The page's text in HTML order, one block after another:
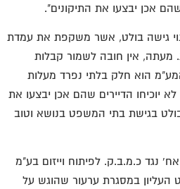
אכן יבצעו את התיקונים".
גישה בולט, אשר משקפת את עמדת
אין חובה לשמור קבלות
הוא חלק בלתי נפרד מעלות
יוכיחו הדיירים שהם אכן יבצעו את
בגישת בתי המשפט בנושא וטוב
אולפן ראובן ועוד 35 אח' נגד כ.מ.ב.ק. לפיתוח וייזום בע"מ
במסגרת ערעור שהוגש על